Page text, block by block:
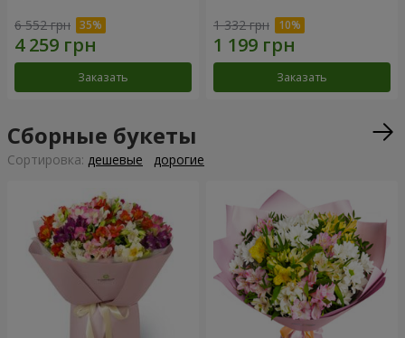
6 552 грн
Заказать
1 332 грн
Заказать
Сборные букеты
Cортировка: дешевые дорогие